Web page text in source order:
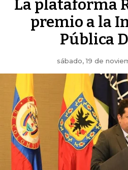
La plataforma
premio a la
Pública
sábado, 19 de